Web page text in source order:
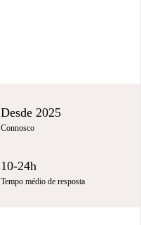
Desde 2025
Connosco
10-24h
Tempo médio de resposta